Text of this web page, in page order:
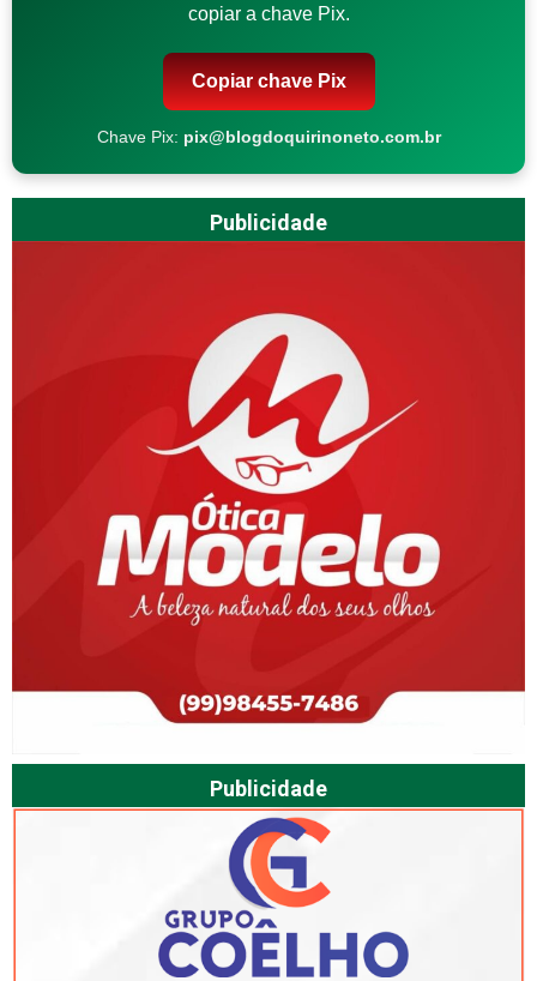
copiar a chave Pix.
Copiar chave Pix
Chave Pix: pix@blogdoquirinoneto.com.br
Publicidade
Publicidade